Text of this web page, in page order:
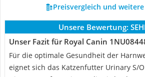
Preisvergleich und
Unsere Bewertung:
Unser Fazit für Royal Canin
Für die optimale Gesundheit der
eignet sich das Katzenfutter Urinary S/